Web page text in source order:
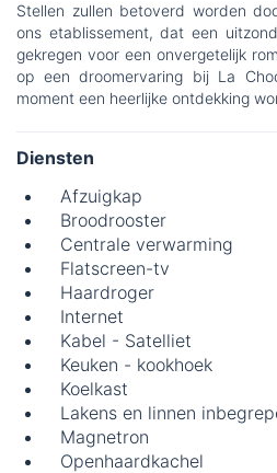
Stellen zullen betoverd worden
ons etablissement, dat een
gekregen voor een onvergetelijk
op een droomervaring bij La
moment een heerlijke ontdekking
Diensten
Afzuigkap
Broodrooster
Centrale verwarming
Flatscreen-tv
Haardroger
Internet
Kabel - Satelliet
Keuken - kookhoek
Koelkast
Lakens en linnen
Magnetron
Openhaardkachel